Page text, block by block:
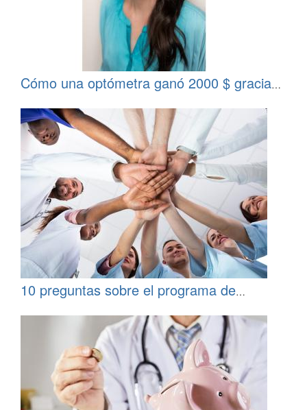
Cómo una optómetra ganó 2000 $ gracias
Circle
10 preguntas sobre el programa de